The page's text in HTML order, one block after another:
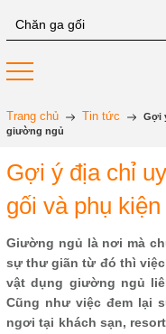
Trang chủ Tin tức
Gợi
giường ngủ
Gợi ý địa chỉ
gối và phụ
Giường ngủ là nơi mà
sự thư giãn từ đó thì
vật dụng giường ngủ
Cũng như việc đem lại
ngơi tại khách sạn,